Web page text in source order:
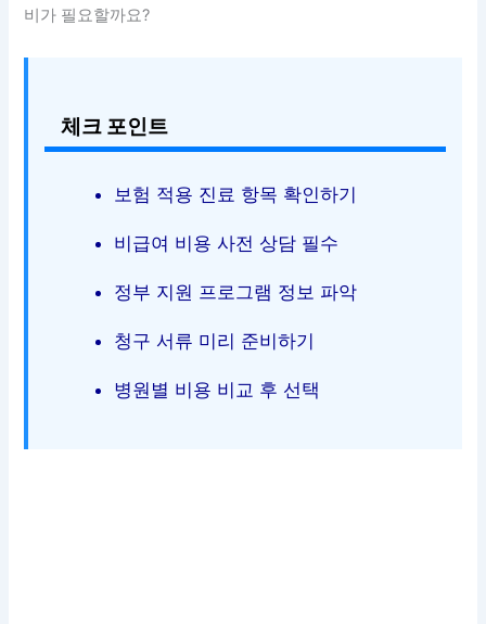
비가 필요할까요?
체크 포인트
보험 적용 진료 항목 확인하기
비급여 비용 사전 상담 필수
정부 지원 프로그램 정보 파악
청구 서류 미리 준비하기
병원별 비용 비교 후 선택